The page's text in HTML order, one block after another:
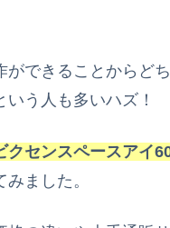
ができることからど
う人も多いハズ！
クセンスペースアイ
ました。